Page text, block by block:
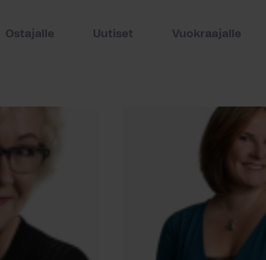
Ostajalle Uutiset Vuokraajalle